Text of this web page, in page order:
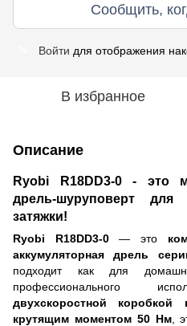
Сообщить,
Войти для отображения
В избранное
Описание
Ryobi R18DD3-0 - это
дрель-шуруповерт
затяжки!
Ryobi R18DD3-0— это
аккумуляторная дрель
подходит как для
профессионального
двухскоростной коробкой
крутящим моментом 50 Нм,